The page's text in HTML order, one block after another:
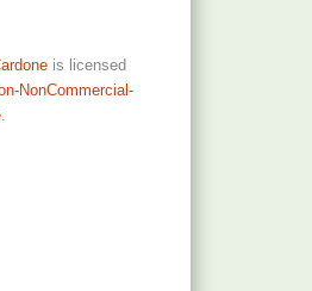
is licensed
NonCommercial-